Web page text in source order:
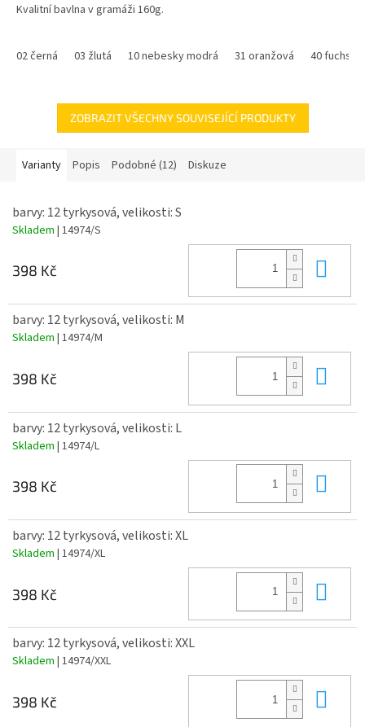
hvězdiček.
Kvalitní bavlna v gramáži 160g.
nebo peněženkou.
02 černá 03 žlutá 10 nebesky modrá 31 oranžová 40 fuchsie
ZOBRAZIT VŠECHNY SOUVISEJÍCÍ PRODUKTY
Varianty Popis Podobné (12) Diskuze
barvy: 12 tyrkysová, velikosti: S
Skladem | 14974/S
398 Kč
barvy: 12 tyrkysová, velikosti: M
Skladem | 14974/M
398 Kč
barvy: 12 tyrkysová, velikosti: L
Skladem | 14974/L
398 Kč
barvy: 12 tyrkysová, velikosti: XL
Skladem | 14974/XL
398 Kč
barvy: 12 tyrkysová, velikosti: XXL
Skladem | 14974/XXL
398 Kč